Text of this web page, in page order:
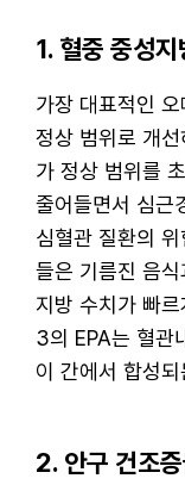
1. 혈중 중성
가장 대표적인
정상 범위로 개
가 정상 범위를
줄어들면서 심근
심혈관 질환의
들은 기름진 음
지방 수치가 빠
3의 EPA는 혈관
이 간에서 합성
2. 안구 건조